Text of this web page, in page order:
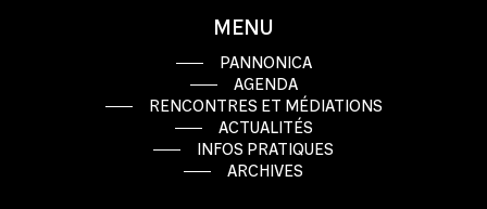
MENU
PANNONICA
AGENDA
RENCONTRES ET MÉDIATIONS
ACTUALITÉS
INFOS PRATIQUES
ARCHIVES